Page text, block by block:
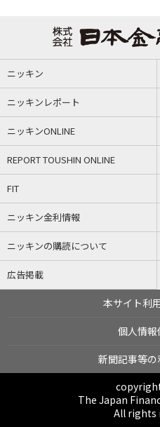
ニッキン
ニッキンレポート
ニッキンONLINE
REPORT TOUSHIN ONLINE
FIT
ニッキン金利情報
ニッキンの購読について
広告掲載
本サイト利
個人情報
新聞記事等
The Japan
All rights